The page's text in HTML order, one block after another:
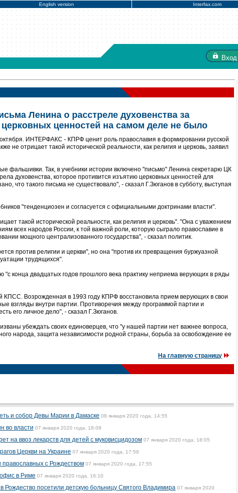
English version Interfax.com
Вход
Ленина о расстреле духовенства за
ценностей на самом деле не было
октября. ИНТЕРФАКС - КПРФ ценит роль православия в формировании русской
не отрицает такой исторической реальности, как религия и церковь, заявил
фальшивки. Так, в учебники истории включено "письмо" Ленина секретарю ЦК
духовенства, которое противится изъятию церковных ценностей для
что такого письма не существовало", - сказал Г.Зюганов в субботу, выступая
"тенденциозен и согласуется с официальными доктринами власти".
такой исторической реальности, как религия и церковь". "Она с уважением
всех народов России, к той важной роли, которую сыграло православие в
мощного централизованного государства", - сказал политик.
против религии и церкви", но она "против их превращения буржуазной
трудящихся".
конца двадцатых годов прошлого века практику неприема верующих в ряды
КПСС. Возрожденная в 1993 году КПРФ восстановила прием верующих в свои
взгляды внутри партии. Противоречия между программой партии и
его личное дело", - сказал Г.Зюганов.
убеждать своих единоверцев, что "у нашей партии нет важнее вопроса,
народа, защита независимости родной страны, борьба за освобождение ее
На главную страницу
и собор Девы Марии в Дамаске 08 января 2020 года, 14:55
во власти 07 января 2020 года, 18:08
на ввоз лекарств для детей с муковисцидозом 07 января 2020 года, 18:05
Церкви на Украине 07 января 2020 года, 17:59
с Рождеством 07 января 2020 года, 17:55
в Риме 07 января 2020 года, 16:10
Рождество посетили детскую больницу Святого Владимира 07 января 2020